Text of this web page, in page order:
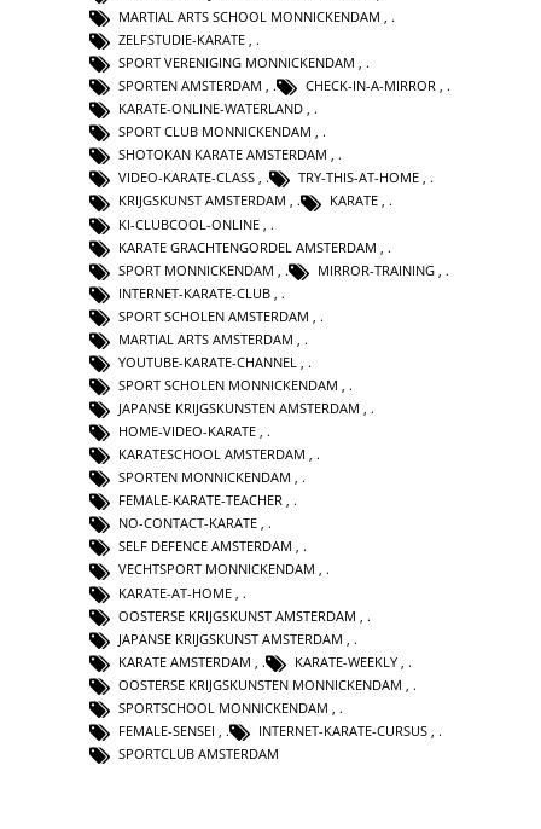
MARTIAL ARTS SCHOOL MONNICKENDAM
ZELFSTUDIE-KARATE ,
SPORT VERENIGING MONNICKENDAM ,
SPORTEN AMSTERDAM , CHECK-IN-A-MIRROR ,
KARATE-ONLINE-WATERLAND ,
SPORT CLUB MONNICKENDAM ,
SHOTOKAN KARATE AMSTERDAM ,
VIDEO-KARATE-CLASS , TRY-THIS-AT-HOME ,
KRIJGSKUNST AMSTERDAM , KARATE ,
KI-CLUBCOOL-ONLINE
KARATE GRACHTENGORDEL AMSTERDAM
SPORT MONNICKENDAM
MIRROR-TRAINING
INTERNET-KARATE-CLUB
SPORT SCHOLEN AMSTERDAM
MARTIAL ARTS AMSTERDAM
YOUTUBE-KARATE-CHANNEL
SPORT SCHOLEN MONNICKENDAM
JAPANSE KRIJGSKUNSTEN AMSTERDAM ,
HOME-VIDEO-KARATE ,
KARATESCHOOL AMSTERDAM ,
SPORTEN MONNICKENDAM ,
FEMALE-KARATE-TEACHER ,
NO-CONTACT-KARATE ,
SELF DEFENCE AMSTERDAM ,
VECHTSPORT MONNICKENDAM ,
KARATE-AT-HOME
OOSTERSE KRIJGSKUNST AMSTERDAM
JAPANSE KRIJGSKUNST AMSTERDAM
KARATE AMSTERDAM
KARATE-WEEKLY
OOSTERSE KRIJGSKUNSTEN MONNICKENDAM
SPORTSCHOOL MONNICKENDAM
FEMALE-SENSEI
INTERNET-KARATE-CURSUS
SPORTCLUB AMSTERDAM